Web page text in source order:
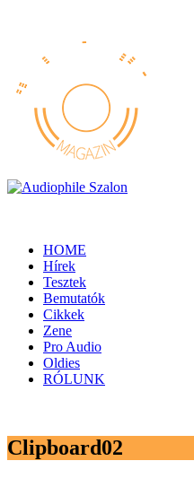
HOME
Hírek
Tesztek
Bemutatók
Cikkek
Zene
Pro Audio
Oldies
RÓLUNK
Clipboard02